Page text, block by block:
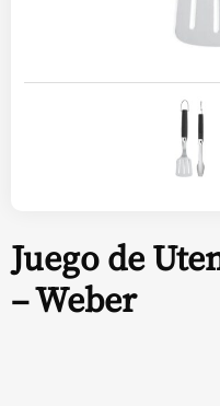
Juego de
– Weber